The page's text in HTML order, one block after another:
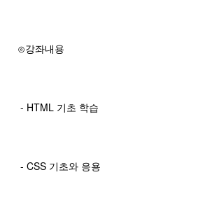
⊙강좌내용
- HTML 기초 학습
- CSS 기초와 응용